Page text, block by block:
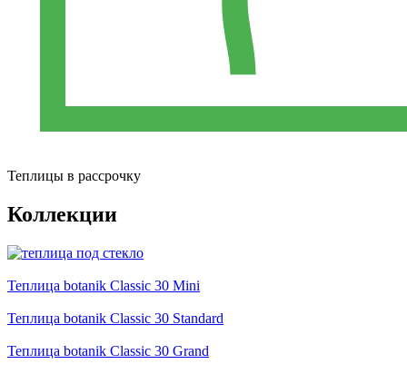
Теплицы в рассрочку
Коллекции
Теплица botanik Classic 30 Mini
Теплица botanik Classic 30 Standard
Теплица botanik Classic 30 Grand